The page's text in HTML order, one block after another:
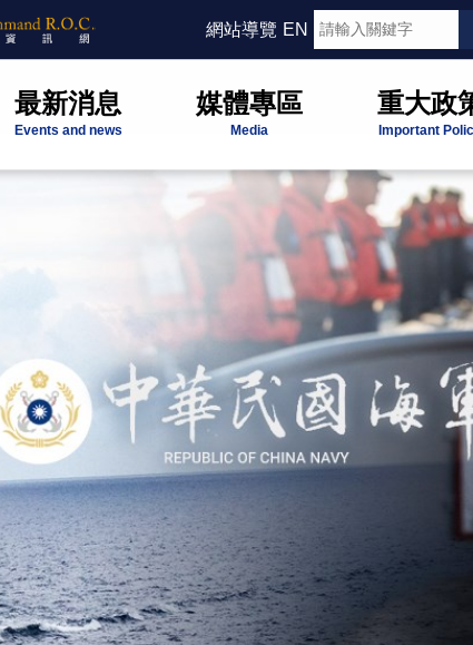
網站導覽 EN
最新消息
Events and news
媒體專區
Media
重大政
Important